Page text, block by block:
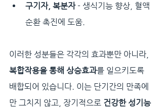
구기자, 복분자 - 생식기능 향상, 혈액
순환 촉진에 도움.
이러한 성분들은 각각의 효과뿐만 아니라,
복합작용을 통해 상승효과를 일으키도록
배합되어 있습니다. 이는 단기간의 만족에
만 그치지 않고, 장기적으로 건강한 성기능